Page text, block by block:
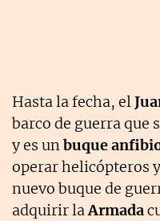
Hasta la fecha, el
barco de guerra que
y es unbuque
operar helicópteros
nuevo buque de
adquirir laArmada